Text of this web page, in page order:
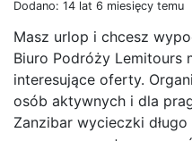
Dodano: 14 lat 6 miesięcy temu
Masz urlop i chcesz
Biuro Podróży Lemitours
interesujące oferty.
osób aktywnych i dla
Zanzibar wycieczki